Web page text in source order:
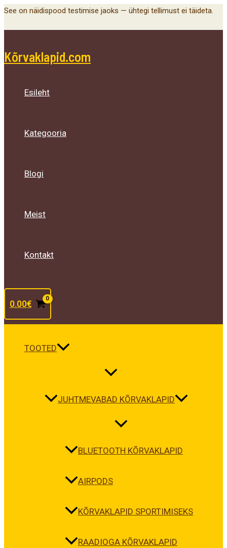
Skip
See on näidispood testimise jaoks — ühtegi tellimust ei täideta.
Kõrvaklapid.com
Esileht
Kategooria
Blogi
Meist
Kontakt
0.00€
TOOTED
Menu
Toggle
JUHTMEVABAD KÕRVAKLAPID
Menu
Toggle
BLUETOOTH KÕRVAKLAPID
AIRPODS
KÕRVAKLAPID SPORTIMISEKS
RAADIOGA KÕRVAKLAPID
Menu
Toggle
Main
Menu